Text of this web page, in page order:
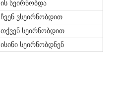
ის სეირნობდა
ჩვენ ვსეირნობდით
თქვენ სეირნობდით
ისინი სეირნობდნენ